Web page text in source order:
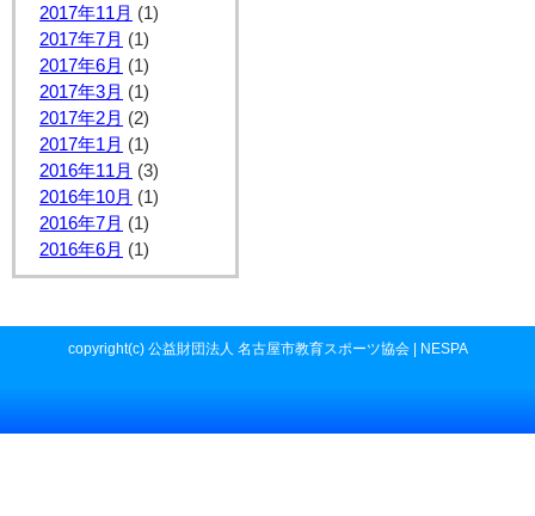
2017年11月 (1)
2017年7月 (1)
2017年6月 (1)
2017年3月 (1)
2017年2月 (2)
2017年1月 (1)
2016年11月 (3)
2016年10月 (1)
2016年7月 (1)
2016年6月 (1)
copyright(c) 公益財団法人 名古屋市教育スポーツ協会 | NESPA